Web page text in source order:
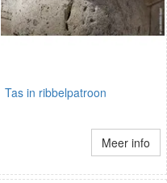
Tas in ribbelpatroon
Meer info